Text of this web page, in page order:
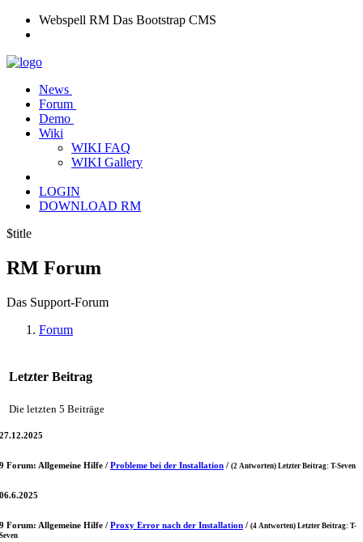
Webspell RM Das Bootstrap CMS
News
Forum
Demo
Wiki
WIKI FAQ
WIKI Gallery
LOGIN
DOWNLOAD RM
$title
RM Forum
Das Support-Forum
Forum
Letzter Beitrag
Die letzten 5 Beiträge
27.12.2025
9 Forum: Allgemeine Hilfe / Probleme bei der Installation / (2 Antworten) Letzter Beitrag: T-Seven
06.6.2025
9 Forum: Allgemeine Hilfe / Proxy Error nach der Installation / (4 Antworten) Letzter Beitrag: T-
Seven